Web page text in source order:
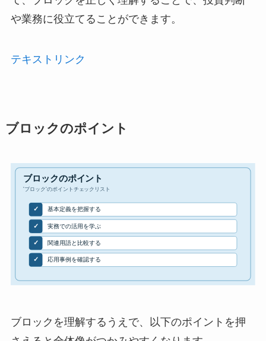
や業務に役立てることができます。
テキストリンク
ブロックのポイント
ブロックを理解するうえで、以下のポイントを押